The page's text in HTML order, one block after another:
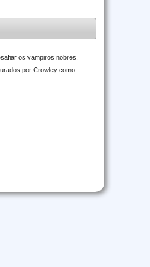
os vampiros nobres.
por Crowley como